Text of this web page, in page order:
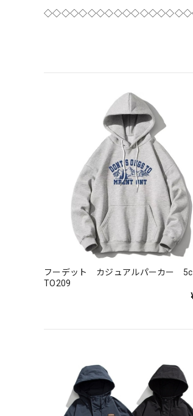
フーデット カジュアルパーカー
TO209